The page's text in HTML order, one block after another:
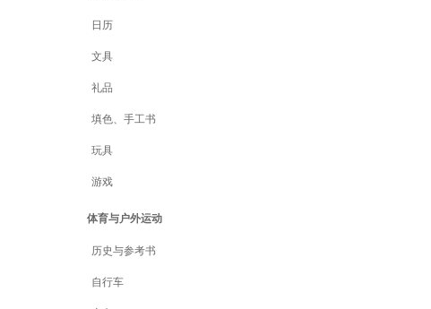
日历
文具
礼品
填色、手工书
玩具
游戏
体育与户外运动
历史与参考书
自行车